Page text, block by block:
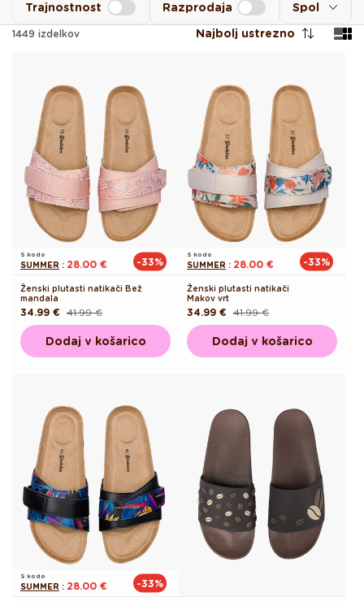
Spol
Trajnostnost Razprodaja
1449 izdelkov Najbolj ustrezno
S kodo
SUMMER : 28.00 € -33%
Ženski plutasti natikači Bež
mandala
Redna
cena
41.99 €
Akcijska
cena
34.99 €
Dodaj v košarico
S kodo
SUMMER : 28.00 € -33%
Ženski plutasti natikači
Makov vrt
Redna
cena
41.99 €
Akcijska
cena
34.99 €
Dodaj v košarico
S kodo
SUMMER : 28.00 € -33%